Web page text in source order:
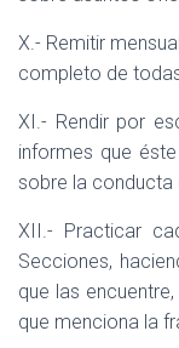
X.- Remitir
completo de
XI.- Rendir por
informes que
sobre la conducta
XII.- Practicar
Secciones,
que las
que menciona la